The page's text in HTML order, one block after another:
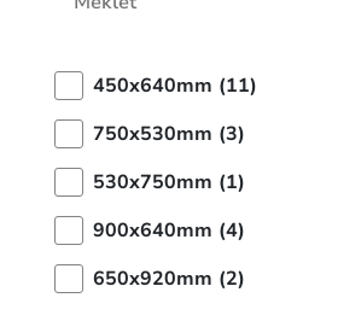
450x640mm (11)
750x530mm (3)
530x750mm (1)
900x640mm (4)
650x920mm (2)